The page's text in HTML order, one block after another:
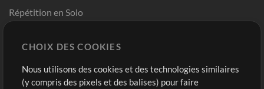
Répétition en Solo
Modèles ProPresenter
Sons
CHOIX DES COOKIES
Nous utilisons des cookies et des technologies similaires
(y compris des pixels et des balises) pour faire